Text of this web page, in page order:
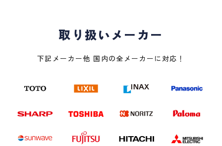
取り扱いメーカー
下記メーカー他 国内の全メーカーに対応！